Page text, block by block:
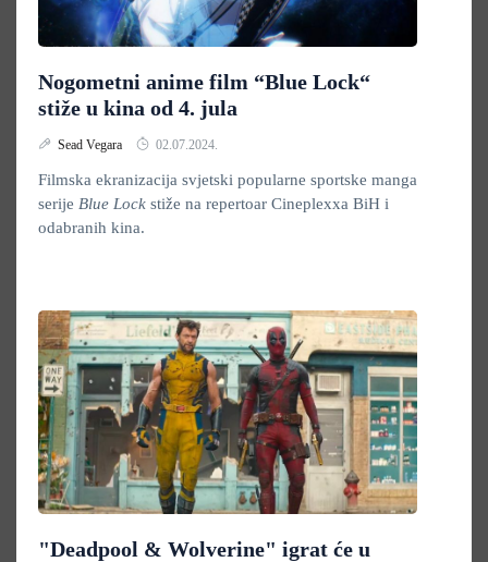
Nogometni anime film “Blue Lock“
stiže u kina od 4. jula
Sead Vegara 02.07.2024.
Filmska ekranizacija svjetski popularne sportske manga
serije Blue Lock stiže na repertoar Cineplexxa BiH i
odabranih kina.
"Deadpool & Wolverine" igrat će u